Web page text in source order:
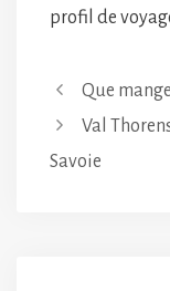
profil de
Que
Val
Savoie